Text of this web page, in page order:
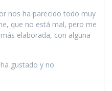
nos ha parecido todo muy
que no está mal, pero me
elaborada, con alguna
gustado y no